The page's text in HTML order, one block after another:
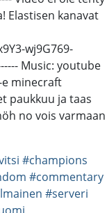
Elastisen kanavat
wj9G769-
Music: youtube
e minecraft
paukkuu ja taas
no vois varmaan
#champions
#commentary
#serveri